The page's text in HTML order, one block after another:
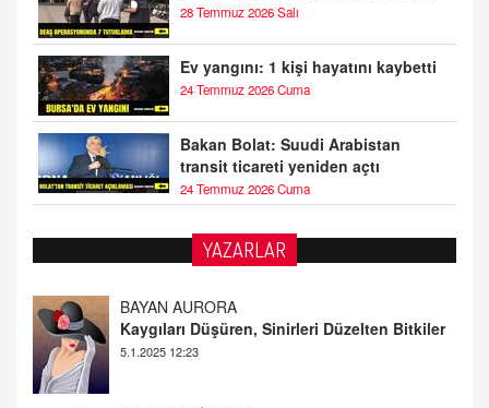
28 Temmuz 2026 Salı
Ev yangını: 1 kişi hayatını kaybetti
24 Temmuz 2026 Cuma
Bakan Bolat: Suudi Arabistan
transit ticareti yeniden açtı
24 Temmuz 2026 Cuma
YAZARLAR
DOKTOR CİVANIM
Mastürbasyon ve Tatmin: Bir Keşif Yolculuğu
13.11.2024 22:51